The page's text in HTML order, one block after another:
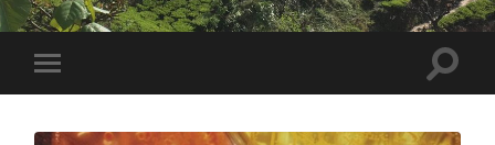
Mobile-
Menü